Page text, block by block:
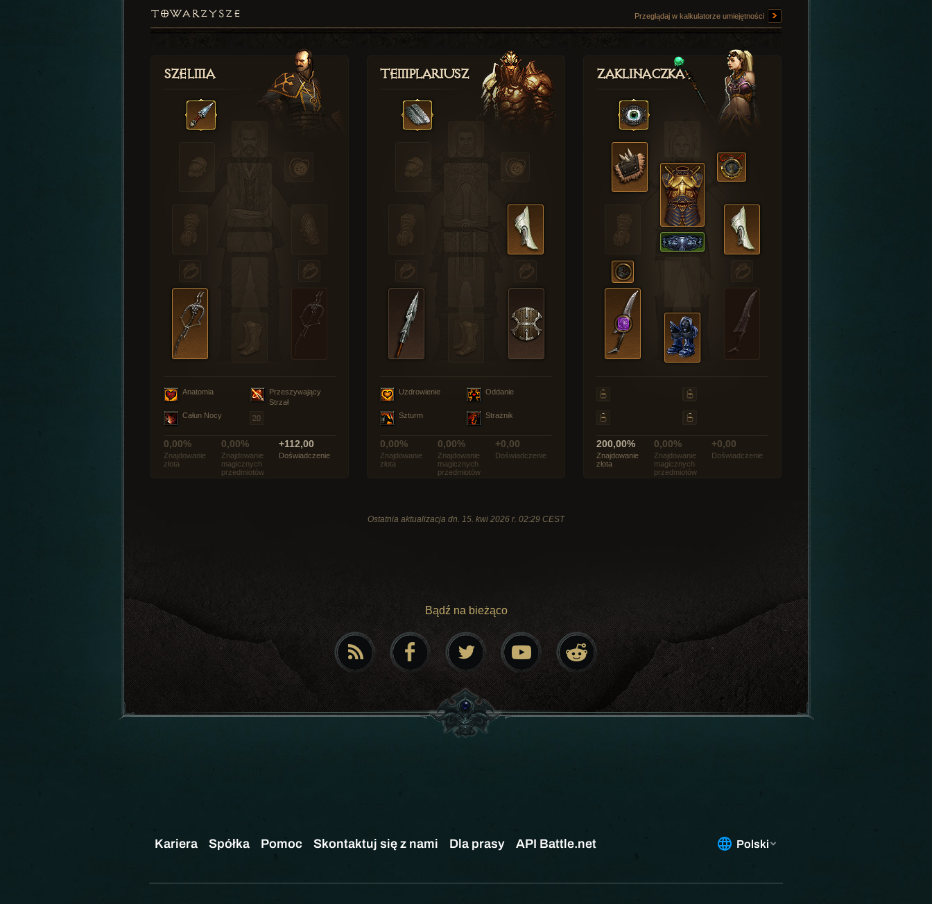
TOWARZYSZE Przeglądaj w kalkulatorze umiejętności
Szelma
Anatomia
Przeszywający
Strzał
Całun Nocy
0,00%
Znajdowanie
złota
0,00%
Znajdowanie
magicznych
przedmiotów
+112,00
Doświadczenie
Templariusz
Uzdrowienie Oddanie
Szturm Strażnik
0,00%
Znajdowanie
złota
0,00%
Znajdowanie
magicznych
przedmiotów
+0,00
Doświadczenie
Zaklinaczka
200,00%
Znajdowanie
złota
0,00%
Znajdowanie
magicznych
przedmiotów
+0,00
Doświadczenie
Ostatnia aktualizacja dn. 15. kwi 2026 r. 02:29 CEST
Bądź na bieżąco